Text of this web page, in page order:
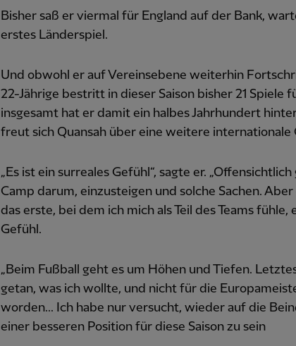
Bisher saß er viermal für England auf der Bank,
erstes Länderspiel.
Und obwohl er auf Vereinsebene weiterhin
22-Jährige bestritt in dieser Saison bisher 21 Spiele
insgesamt hat er damit ein halbes Jahrhundert
freut sich Quansah über eine weitere internationale
„Es ist ein surreales Gefühl“, sagte er.
Camp darum, einzusteigen und solche Sachen.
das erste, bei dem ich mich als Teil des Teams fühle,
Gefühl.
„Beim Fußball geht es um Höhen und Tiefen.
getan, was ich wollte, und nicht für die
worden... Ich habe nur versucht, wieder auf die
einer besseren Position für diese Saison zu sein